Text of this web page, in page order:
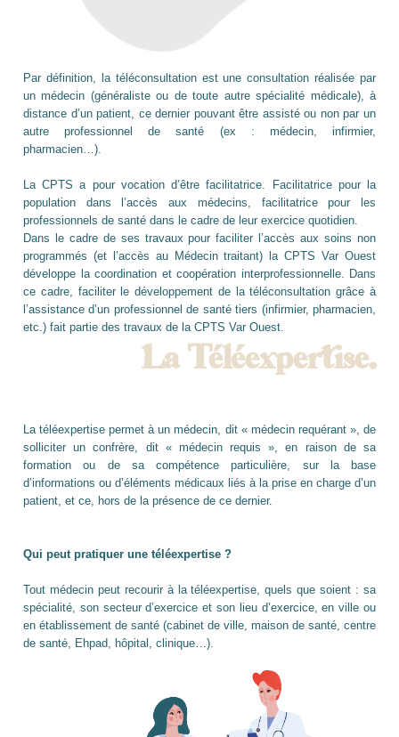
Par définition, l a téléconsultation est une consultation réalisée par
un médecin (généraliste ou de toute autre spécialité médicale), à
distance d’un patient, ce dernier pouvant être assisté ou non par un
autre professionnel de santé (ex : médecin, infirmier,
pharmacien…).
La CPTS a pour vocation d’être facilitatrice. Facilitatrice pour la
population dans l’accès aux médecins, facilitatrice pour les
professionnels de santé dans le cadre de leur exercice quotidien.
Dans le cadre de ses travaux pour faciliter l’accès aux soins non
programmés (et l’accès au Médecin traitant) la CPTS Var Ouest
développe la coordination et coopération interprofessionnelle. Dans
ce cadre, faciliter le développement de la téléconsultation grâce à
l’assistance d’un professionnel de santé tiers (infirmier, pharmacien,
etc.) fait partie des travaux de la CPTS Var Ouest.
La Téléexpertise.
La téléexpertise permet à un médecin, dit « médecin requérant », de
solliciter un confrère, dit « médecin requis », en raison de sa
formation ou de sa compétence particulière, sur la base
d’informations ou d’éléments médicaux liés à la prise en charge d’un
patient, et ce, hors de la présence de ce dernier.
Qui peut pratiquer une téléexpertise ?
Tout médecin peut recourir à la téléexpertise, quels que soient : sa
spécialité, son secteur d’exercice et son lieu d’exercice, en ville ou
en établissement de santé (cabinet de ville, maison de santé, centre
de santé, Ehpad, hôpital, clinique…).